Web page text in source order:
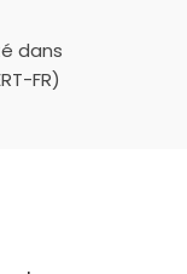
dans
FR)